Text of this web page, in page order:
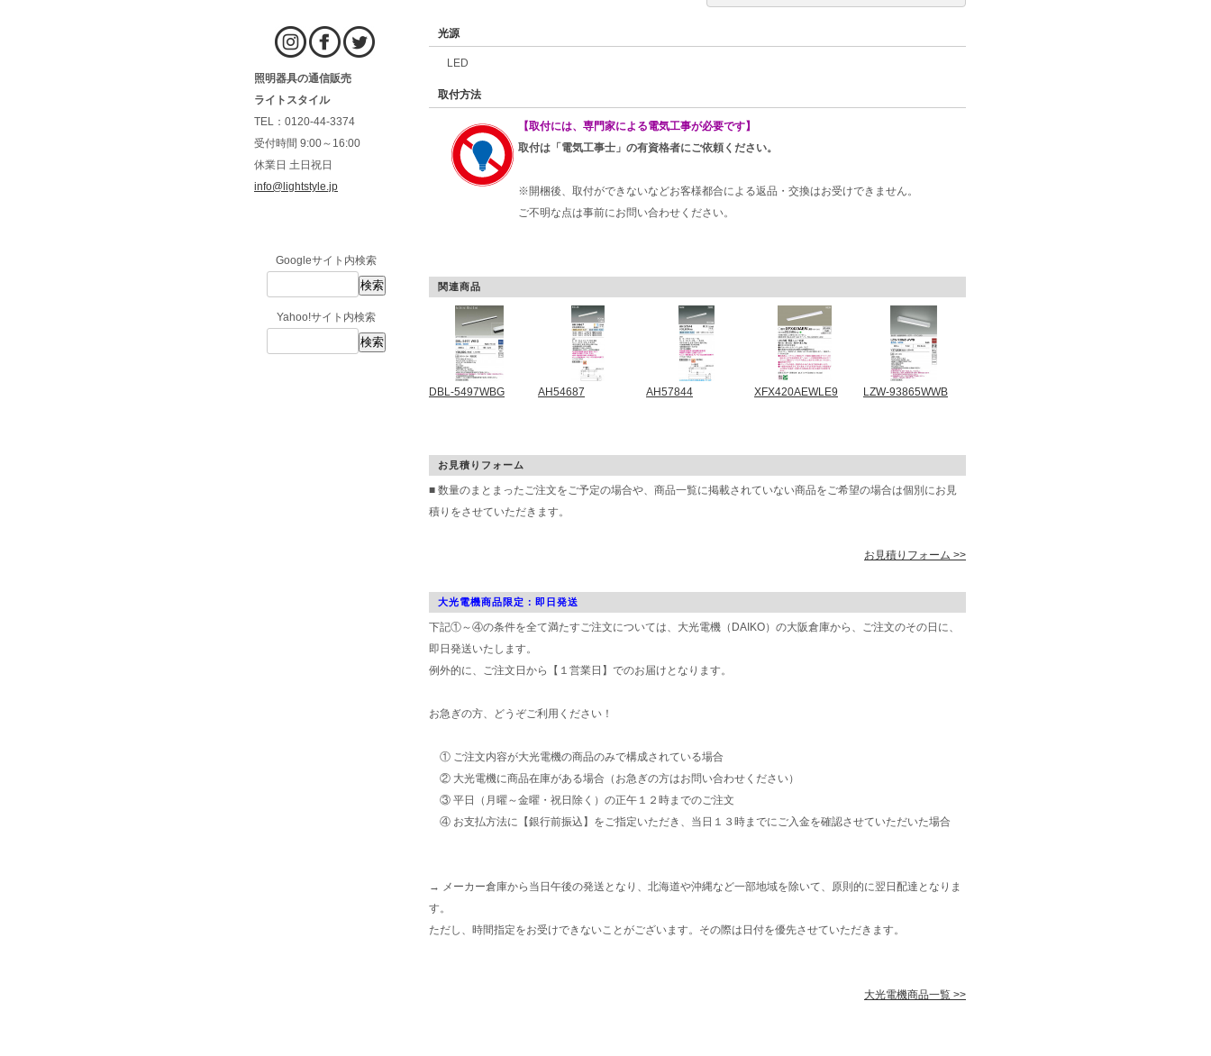
照明器具の通信販売
ライトスタイル
TEL：0120-44-3374
受付時間 9:00～16:00
休業日 土日祝日
info@lightstyle.jp
Googleサイト内検索
Yahoo!サイト内検索
光源
LED
取付方法
【取付には、専門家による電気工事が必要です】
取付は「電気工事士」の有資格者にご依頼ください。
※開梱後、取付ができないなどお客様都合による返品・交換はお受けできません。
ご不明な点は事前にお問い合わせください。
関連商品
DBL-5497WBG AH54687 AH57844 XFX420AEWLE9 LZW-93865WWB
お見積りフォーム
■ 数量のまとまったご注文をご予定の場合や、商品一覧に掲載されていない商品をご希望の場合は個別にお見
積りをさせていただきます。
お見積りフォーム >>
大光電機商品限定：即日発送
下記①～④の条件を全て満たすご注文については、大光電機（DAIKO）の大阪倉庫から、ご注文のその日に、
即日発送いたします。
例外的に、ご注文日から【１営業日】でのお届けとなります。
お急ぎの方、どうぞご利用ください！
① ご注文内容が大光電機の商品のみで構成されている場合
② 大光電機に商品在庫がある場合（お急ぎの方はお問い合わせください）
③ 平日（月曜～金曜・祝日除く）の正午１２時までのご注文
④ お支払方法に【銀行前振込】をご指定いただき、当日１３時までにご入金を確認させていただいた場合
→ メーカー倉庫から当日午後の発送となり、北海道や沖縄など一部地域を除いて、原則的に翌日配達となりま
す。
ただし、時間指定をお受けできないことがございます。その際は日付を優先させていただきます。
大光電機商品一覧 >>